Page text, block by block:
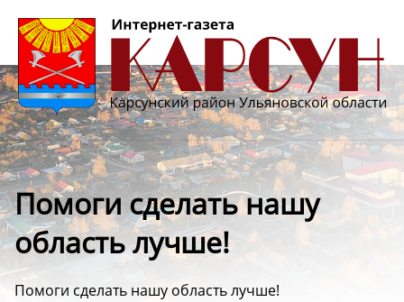
Помоги сделать нашу
область лучше! ️
Помоги сделать нашу область лучше! ️